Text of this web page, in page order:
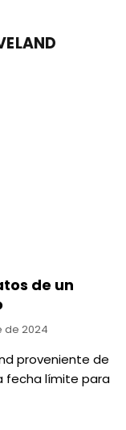
de un
de 2024
proveniente de
fecha límite para